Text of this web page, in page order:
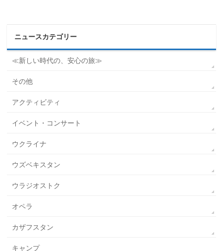
ニュースカテゴリー
≪新しい時代の、安心の旅≫
その他
アクティビティ
イベント・コンサート
ウクライナ
ウズベキスタン
ウラジオストク
オペラ
カザフスタン
キャンプ